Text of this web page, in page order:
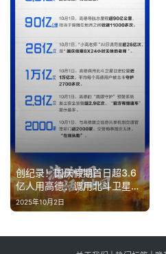
创纪录！国庆假期首日超3.6
亿人用高德：调用北斗卫星定
位量近1万亿次
2025年10月2日